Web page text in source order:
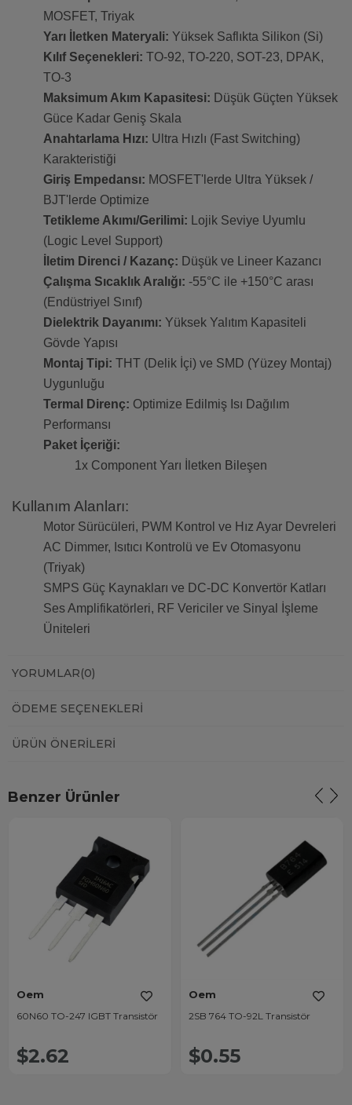
MOSFET, Triyak
Yarı İletken Materyali: Yüksek Saflıkta Silikon (Si)
Kılıf Seçenekleri: TO-92, TO-220, SOT-23, DPAK,
TO-3
Maksimum Akım Kapasitesi: Düşük Güçten Yüksek
Güce Kadar Geniş Skala
Anahtarlama Hızı: Ultra Hızlı (Fast Switching)
Karakteristiği
Giriş Empedansı: MOSFET'lerde Ultra Yüksek /
BJT'lerde Optimize
Tetikleme Akımı/Gerilimi: Lojik Seviye Uyumlu
(Logic Level Support)
İletim Direnci / Kazanç: Düşük ve Lineer Kazancı
Çalışma Sıcaklık Aralığı: -55°C ile +150°C arası
(Endüstriyel Sınıf)
Dielektrik Dayanımı: Yüksek Yalıtım Kapasiteli
Gövde Yapısı
Montaj Tipi: THT (Delik İçi) ve SMD (Yüzey Montaj)
Uygunluğu
Termal Direnç: Optimize Edilmiş Isı Dağılım
Performansı
Paket İçeriği:
1x Component Yarı İletken Bileşen
Kullanım Alanları:
Motor Sürücüleri, PWM Kontrol ve Hız Ayar Devreleri
AC Dimmer, Isıtıcı Kontrolü ve Ev Otomasyonu
(Triyak)
SMPS Güç Kaynakları ve DC-DC Konvertör Katları
Ses Amplifikatörleri, RF Vericiler ve Sinyal İşleme
Üniteleri
YORUMLAR(0)
ÖDEME SEÇENEKLERI
ÜRÜN ÖNERILERI
Benzer Ürünler
Oem
60N60 TO-247 IGBT Transistör
$2.62
Oem
2SB 764 TO-92L Transistör
$0.55